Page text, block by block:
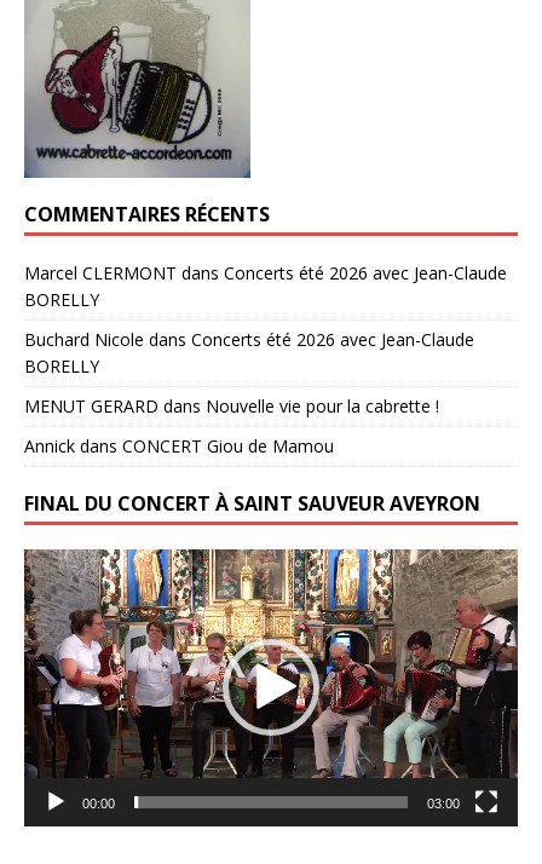
COMMENTAIRES RÉCENTS
Marcel CLERMONT dans Concerts été 2026 avec Jean-Claude
BORELLY
Buchard Nicole dans Concerts été 2026 avec Jean-Claude
BORELLY
MENUT GERARD dans Nouvelle vie pour la cabrette !
Annick dans CONCERT Giou de Mamou
FINAL DU CONCERT À SAINT SAUVEUR AVEYRON
Lecteur
vidéo
00:00 03:00